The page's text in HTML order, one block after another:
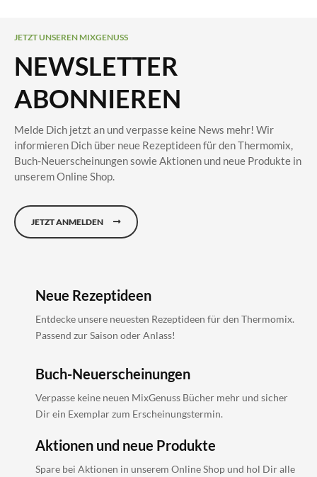
JETZT UNSEREN MIXGENUSS
NEWSLETTER
ABONNIEREN
Melde Dich jetzt an und verpasse keine News mehr! Wir
informieren Dich über neue Rezeptideen für den Thermomix,
Buch-Neuerscheinungen sowie Aktionen und neue Produkte in
unserem Online Shop.
JETZT ANMELDEN
Neue Rezeptideen
Entdecke unsere neuesten Rezeptideen für den Thermomix.
Passend zur Saison oder Anlass!
Buch-Neuerscheinungen
Verpasse keine neuen MixGenuss Bücher mehr und sicher
Dir ein Exemplar zum Erscheinungstermin.
Aktionen und neue Produkte
Spare bei Aktionen in unserem Online Shop und hol Dir alle